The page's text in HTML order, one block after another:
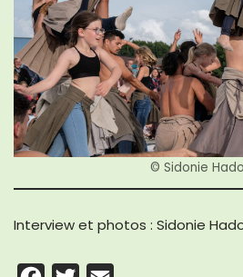
© Sidonie
Interview et photos : Sidonie